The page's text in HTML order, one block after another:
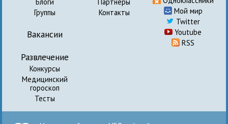
Группы
Вакансии
Развлечение
Конкурсы
Медицинский
гороскоп
Тесты
Контакты
Мой мир
Twitter
Youtube
RSS